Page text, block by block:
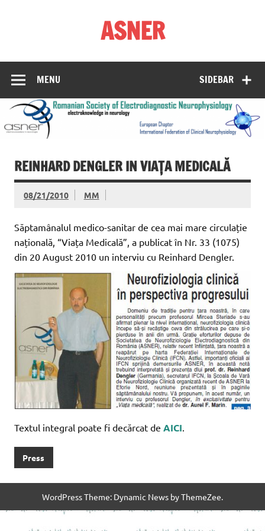
ASNER
din România
SIDEBAR
MENU
REINHARD DENGLER IN VIAȚA MEDICALĂ
08/21/2010 MM
Săptamânalul medico-sanitar de cea mai mare circulație
națională, “Viața Medicală”, a publicat în Nr. 33 (1075)
din 20 August 2010 un interviu cu Reinhard Dengler.
Textul integral poate fi decărcat de AICI.
Press
WordPress Theme: Dynamic News by ThemeZee.